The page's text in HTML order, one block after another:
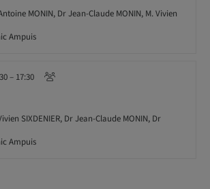
MONIN, Dr Jean-Claude MONIN, M. Vivien
Ampuis
– 17:30
SIXDENIER, Dr Jean-Claude MONIN, Dr
Ampuis